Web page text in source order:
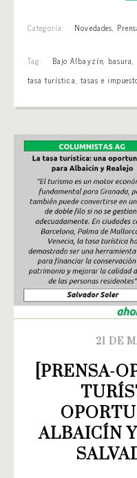
Categoría: Novedades,
Tag: Bajo Albayzín, basura,
tasa turística, tasas e
21 DE
[PRENSA-
ALBAICÍN